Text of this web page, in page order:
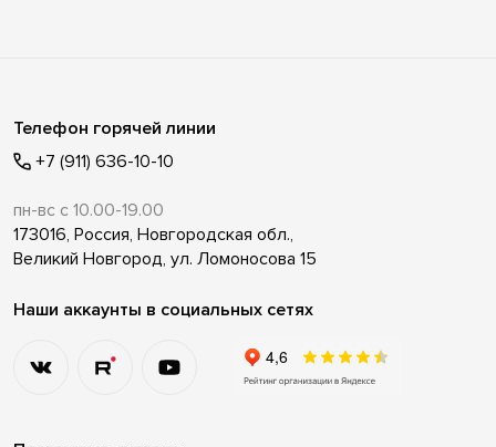
Телефон горячей линии
+7 (911) 636-10-10
пн-вс с 10.00-19.00
173016, Россия, Новгородская обл.,
Великий Новгород, ул. Ломоносова 15
Наши аккаунты в социальных сетях